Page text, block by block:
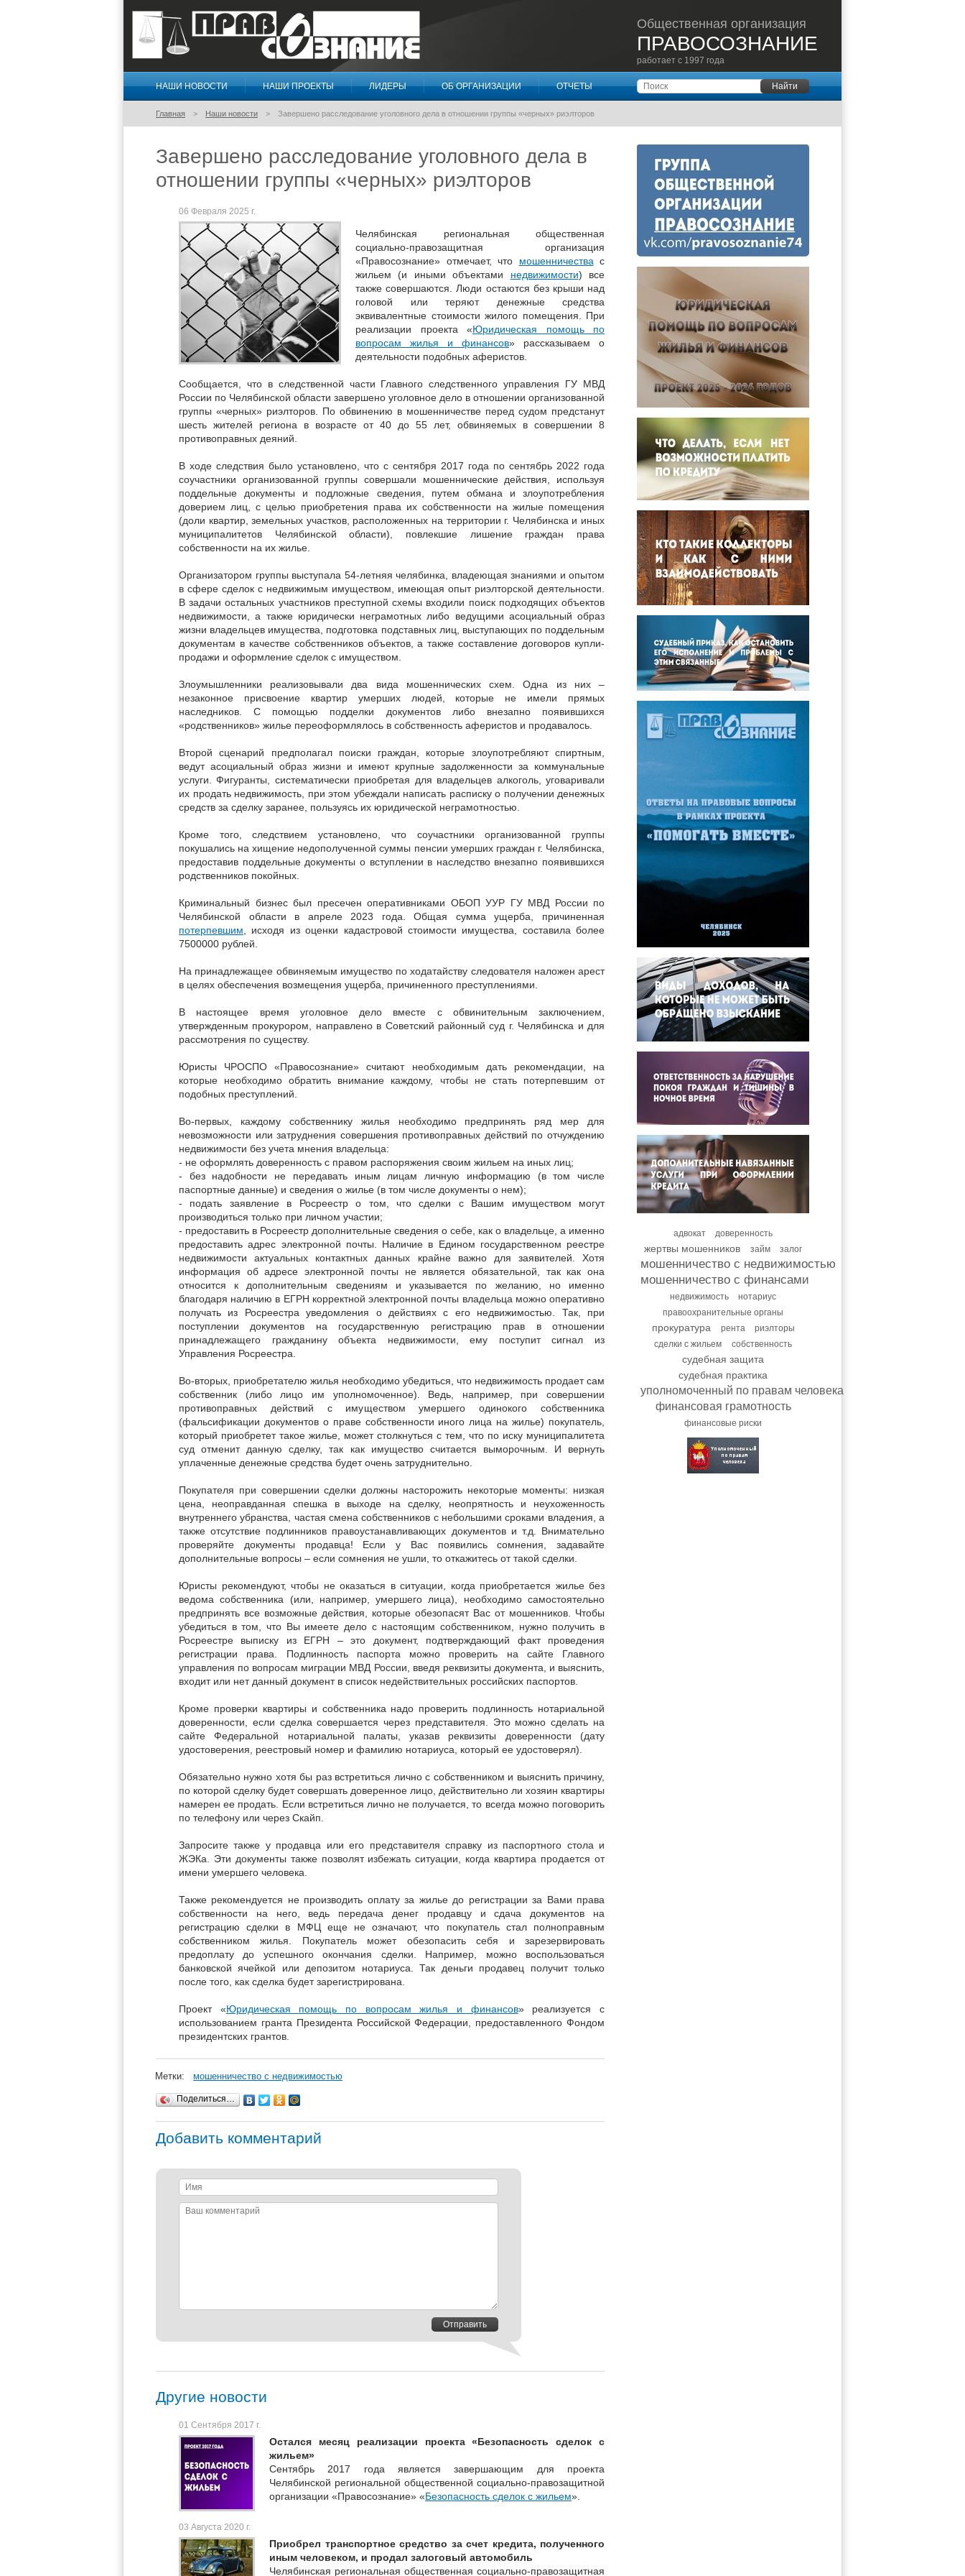
Правосознание
Общественная организация
ПРАВОСОЗНАНИЕ
работает с 1997 года
НАШИ НОВОСТИ НАШИ ПРОЕКТЫ ЛИДЕРЫ ОБ ОРГАНИЗАЦИИ ОТЧЕТЫ Поиск Найти
Главная Наши новости Завершено расследование уголовного дела в отношении группы «черных» риэлторов
Завершено расследование уголовного дела в
отношении группы «черных» риэлторов
06 Февраля 2025 г.
Челябинская региональная общественная
социально-правозащитная организация
«Правосознание» отмечает, что мошенничества с
жильем (и иными объектами недвижимости) все
также совершаются. Люди остаются без крыши над
головой или теряют денежные средства
эквивалентные стоимости жилого помещения. При
реализации проекта «Юридическая помощь по
вопросам жилья и финансов» рассказываем о
деятельности подобных аферистов.
Сообщается, что в следственной части Главного следственного управления ГУ МВД
России по Челябинской области завершено уголовное дело в отношении организованной
группы «черных» риэлторов. По обвинению в мошенничестве перед судом предстанут
шесть жителей региона в возрасте от 40 до 55 лет, обвиняемых в совершении 8
противоправных деяний.
В ходе следствия было установлено, что с сентября 2017 года по сентябрь 2022 года
соучастники организованной группы совершали мошеннические действия, используя
поддельные документы и подложные сведения, путем обмана и злоупотребления
доверием лиц, с целью приобретения права их собственности на жилые помещения
(доли квартир, земельных участков, расположенных на территории г. Челябинска и иных
муниципалитетов Челябинской области), повлекшие лишение граждан права
собственности на их жилье.
Организатором группы выступала 54-летняя челябинка, владеющая знаниями и опытом
в сфере сделок с недвижимым имуществом, имеющая опыт риэлторской деятельности.
В задачи остальных участников преступной схемы входили поиск подходящих объектов
недвижимости, а также юридически неграмотных либо ведущими асоциальный образ
жизни владельцев имущества, подготовка подставных лиц, выступающих по поддельным
документам в качестве собственников объектов, а также составление договоров купли-
продажи и оформление сделок с имуществом.
Злоумышленники реализовывали два вида мошеннических схем. Одна из них –
незаконное присвоение квартир умерших людей, которые не имели прямых
наследников. С помощью подделки документов либо внезапно появившихся
«родственников» жилье переоформлялось в собственность аферистов и продавалось.
Второй сценарий предполагал поиски граждан, которые злоупотребляют спиртным,
ведут асоциальный образ жизни и имеют крупные задолженности за коммунальные
услуги. Фигуранты, систематически приобретая для владельцев алкоголь, уговаривали
их продать недвижимость, при этом убеждали написать расписку о получении денежных
средств за сделку заранее, пользуясь их юридической неграмотностью.
Кроме того, следствием установлено, что соучастники организованной группы
покушались на хищение недополученной суммы пенсии умерших граждан г. Челябинска,
предоставив поддельные документы о вступлении в наследство внезапно появившихся
родственников покойных.
Криминальный бизнес был пресечен оперативниками ОБОП УУР ГУ МВД России по
Челябинской области в апреле 2023 года. Общая сумма ущерба, причиненная
потерпевшим , исходя из оценки кадастровой стоимости имущества, составила более
7500000 рублей.
На принадлежащее обвиняемым имущество по ходатайству следователя наложен арест
в целях обеспечения возмещения ущерба, причиненного преступлениями.
В настоящее время уголовное дело вместе с обвинительным заключением,
утвержденным прокурором, направлено в Советский районный суд г. Челябинска и для
рассмотрения по существу.
Юристы ЧРОСПО «Правосознание» считают необходимым дать рекомендации, на
которые необходимо обратить внимание каждому, чтобы не стать потерпевшим от
подобных преступлений.
Во-первых, каждому собственнику жилья необходимо предпринять ряд мер для
невозможности или затруднения совершения противоправных действий по отчуждению
недвижимости без учета мнения владельца:
- не оформлять доверенность с правом распоряжения своим жильем на иных лиц;
- без надобности не передавать иным лицам личную информацию (в том числе
паспортные данные) и сведения о жилье (в том числе документы о нем);
- подать заявление в Росреестр о том, что сделки с Вашим имуществом могут
производиться только при личном участии;
- предоставить в Росреестр дополнительные сведения о себе, как о владельце, а именно
предоставить адрес электронной почты. Наличие в Едином государственном реестре
недвижимости актуальных контактных данных крайне важно для заявителей. Хотя
информация об адресе электронной почты не является обязательной, так как она
относится к дополнительным сведениям и указывается по желанию, но именно
благодаря наличию в ЕГРН корректной электронной почты владельца можно оперативно
получать из Росреестра уведомления о действиях с его недвижимостью. Так, при
поступлении документов на государственную регистрацию прав в отношении
принадлежащего гражданину объекта недвижимости, ему поступит сигнал из
Управления Росреестра.
Во-вторых, приобретателю жилья необходимо убедиться, что недвижимость продает сам
собственник (либо лицо им уполномоченное). Ведь, например, при совершении
противоправных действий с имуществом умершего одинокого собственника
(фальсификации документов о праве собственности иного лица на жилье) покупатель,
который приобретет такое жилье, может столкнуться с тем, что по иску муниципалитета
суд отменит данную сделку, так как имущество считается выморочным. И вернуть
уплаченные денежные средства будет очень затруднительно.
Покупателя при совершении сделки должны насторожить некоторые моменты: низкая
цена, неоправданная спешка в выходе на сделку, неопрятность и неухоженность
внутреннего убранства, частая смена собственников с небольшими сроками владения, а
также отсутствие подлинников правоустанавливающих документов и т.д. Внимательно
проверяйте документы продавца! Если у Вас появились сомнения, задавайте
дополнительные вопросы – если сомнения не ушли, то откажитесь от такой сделки.
Юристы рекомендуют, чтобы не оказаться в ситуации, когда приобретается жилье без
ведома собственника (или, например, умершего лица), необходимо самостоятельно
предпринять все возможные действия, которые обезопасят Вас от мошенников. Чтобы
убедиться в том, что Вы имеете дело с настоящим собственником, нужно получить в
Росреестре выписку из ЕГРН – это документ, подтверждающий факт проведения
регистрации права. Подлинность паспорта можно проверить на сайте Главного
управления по вопросам миграции МВД России, введя реквизиты документа, и выяснить,
входит или нет данный документ в список недействительных российских паспортов.
Кроме проверки квартиры и собственника надо проверить подлинность нотариальной
доверенности, если сделка совершается через представителя. Это можно сделать на
сайте Федеральной нотариальной палаты, указав реквизиты доверенности (дату
удостоверения, реестровый номер и фамилию нотариуса, который ее удостоверял).
Обязательно нужно хотя бы раз встретиться лично с собственником и выяснить причину,
по которой сделку будет совершать доверенное лицо, действительно ли хозяин квартиры
намерен ее продать. Если встретиться лично не получается, то всегда можно поговорить
по телефону или через Скайп.
Запросите также у продавца или его представителя справку из паспортного стола и
ЖЭКа. Эти документы также позволят избежать ситуации, когда квартира продается от
имени умершего человека.
Также рекомендуется не производить оплату за жилье до регистрации за Вами права
собственности на него, ведь передача денег продавцу и сдача документов на
регистрацию сделки в МФЦ еще не означают, что покупатель стал полноправным
собственником жилья. Покупатель может обезопасить себя и зарезервировать
предоплату до успешного окончания сделки. Например, можно воспользоваться
банковской ячейкой или депозитом нотариуса. Так деньги продавец получит только
после того, как сделка будет зарегистрирована.
Проект «Юридическая помощь по вопросам жилья и финансов» реализуется с
использованием гранта Президента Российской Федерации, предоставленного Фондом
президентских грантов.
Метки: мошенничество с недвижимостью
Поделиться…
Добавить комментарий
Имя
Ваш
Отправить
Другие новости
01 Сентября 2017 г.
Остался месяц реализации проекта «Безопасность сделок с
жильем»
Сентябрь 2017 года является завершающим для проекта
Челябинской региональной общественной социально-правозащитной
организации «Правосознание» «Безопасность сделок с жильем».
03 Августа 2020 г.
Приобрел транспортное средство за счет кредита, полученного
иным человеком, и продал залоговый автомобиль
Челябинская региональная общественная социально-правозащитная
адвокат доверенность
жертвы мошенников займ залог
мошенничество с недвижимостью
мошенничество с финансами
недвижимость
нотариус
правоохранительные органы
прокуратура рента
риэлторы
сделки с жильем
собственность
судебная защита
судебная практика
уполномоченный по правам человека
финансовая грамотность
финансовые риски